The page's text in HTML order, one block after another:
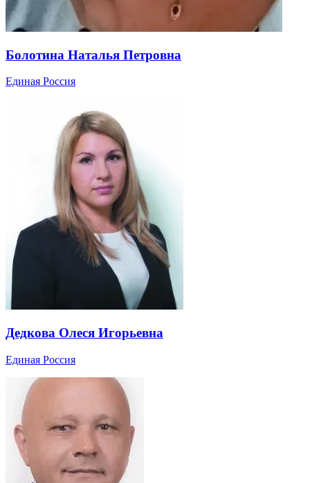
Болотина Наталья Петровна
Единая Россия
Дедкова Олеся Игорьевна
Единая Россия